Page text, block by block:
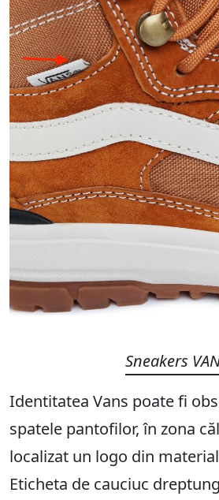
Sneakers
Identitatea Vans poate fi
spatele pantofilor, în zona
localizat un logo din
Eticheta de cauciuc